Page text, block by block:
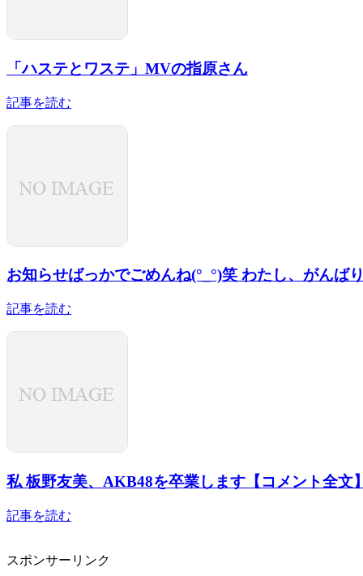
「ハステとワステ」MVの指原さん
記事を読む
お知らせばっかでごめんね(°_°)笑 わたし、がんば
記事を読む
私 板野友美、AKB48を卒業します【コメント全文
記事を読む
スポンサーリンク